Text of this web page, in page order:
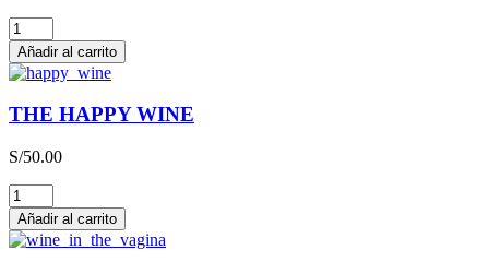
MISS
SCHMITT
LIEBFRAUMILCH
QBA
CAJA
x
cantidad
Añadir al carrito
THE HAPPY WINE
S/50.00
THE
HAPPY
WINE
cantidad
Añadir al carrito